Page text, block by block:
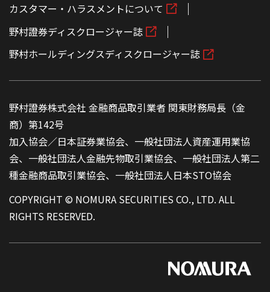
カスタマー・ハラスメントについて
野村證券ディスクロージャー誌
野村ホールディングスディスクロージャー誌
野村證券株式会社 金融商品取引業者 関東財務局長（金
商）第142号
加入協会／日本証券業協会、一般社団法人資産運用業協
会、一般社団法人金融先物取引業協会、一般社団法人第二
種金融商品取引業協会、一般社団法人日本STO協会
COPYRIGHT © NOMURA SECURITIES CO., LTD. ALL
RIGHTS RESERVED.